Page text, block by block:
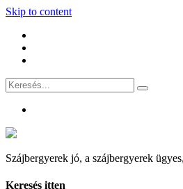
Skip to content
Szájbergyerek jó, a szájbergyerek
Keresés itten